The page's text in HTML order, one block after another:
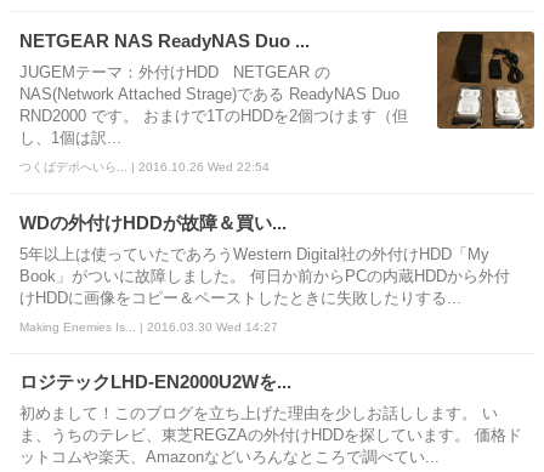
NETGEAR NAS ReadyNAS Duo ...
JUGEMテーマ：外付けHDD NETGEAR の
NAS(Network Attached Strage)である ReadyNAS Duo
RND2000 です。 おまけで1TのHDDを2個つけます（但
し、1個は訳...
つくばデポへいら... | 2016.10.26 Wed 22:54
WDの外付けHDDが故障＆買い...
5年以上は使っていたであろうWestern Digital社の外付けHDD「My
Book」がついに故障しました。 何日か前からPCの内蔵HDDから外付
けHDDに画像をコピー＆ペーストしたときに失敗したりする...
Making Enemies Is... | 2016.03.30 Wed 14:27
ロジテックLHD-EN2000U2Wを...
初めまして！このブログを立ち上げた理由を少しお話しします。 い
ま、うちのテレビ、東芝REGZAの外付けHDDを探しています。 価格ド
ットコムや楽天、Amazonなどいろんなところで調べてい...